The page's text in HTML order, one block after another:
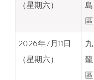
（星期六）
島
區
2026年7月11日
（星期六）
九
龍
區